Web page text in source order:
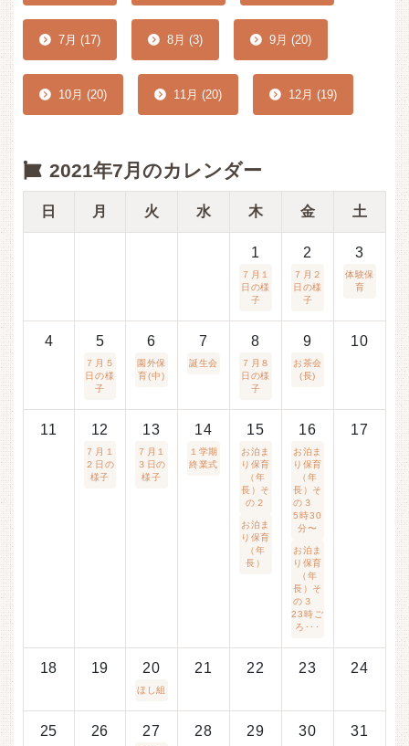
7月 (17) 8月 (3) 9月 (20)
10月 (20) 11月 (20) 12月 (19)
2021年7月のカレンダー
日 月 火 水 木 金 土
1
７月１
日の様
子
2
７月２
日の様
子
3
体験保
育
4 5
７月５
日の様
子
6
園外保
育(中)
7
誕生会
8
７月８
日の様
子
9
お茶会
(長)
10
11 12
７月１
２日の
様子
13
７月１
３日の
様子
14
１学期
終業式
15
お泊ま
り保育
（年
長）そ
の２
お泊ま
り保育
（年
長）
16
お泊ま
り保育
（年
長）そ
の３
5時30
分〜
お泊ま
り保育
（年
長）そ
の３
23時ご
ろ･･･
17
18 19 20
ほし組
21 22 23 24
25 26 27 28 29 30 31